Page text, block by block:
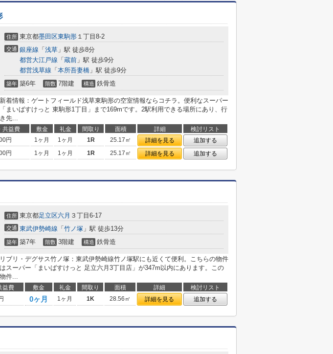
住所 東京都墨田区東駒形 １丁目8-2
交通 銀座線 「 浅草 」駅 徒歩8分
都営大江戸線 「 蔵前 」駅 徒歩9分
都営浅草線 「 本所吾妻橋 」駅 徒歩9分
築年 築6年 階数 7階建 構造 鉄骨造
新着情報：ゲートフィールド浅草東駒形の空室情報ならコチラ。便利なスーパー
「まいばすけっと 東駒形1丁目」まで169mです。2駅利用できる場所にあり、行
き先...
共益費 敷金 礼金 間取り 面積 詳細
検討リスト
円 1ヶ月 1ヶ月 1R 25.17㎡ 詳細を見る
追加する
円 1ヶ月 1ヶ月 1R 25.17㎡ 詳細を見る 追加する
住所 東京都足立区六月 ３丁目6-17
交通 東武伊勢崎線 「 竹ノ塚 」駅 徒歩13分
築年 築7年 階数 3階建 構造 鉄骨造
リブリ・デグサス竹ノ塚：東武伊勢崎線竹ノ塚駅にも近くて便利。こちらの物件
はスーパー「まいばすけっと 足立六月3丁目店」が347m以内にあります。この
物件...
益費 敷金 礼金 間取り 面積 詳細
検討リスト
0ヶ月 1ヶ月 1K 28.56㎡ 詳細を見る 追加する